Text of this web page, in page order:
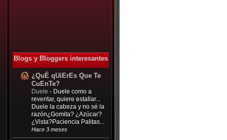
Blogs y Bloggers interesantes
¿QuÈ qUiErEs Que Te
CuEnTe?
Duele - Duele como a
reventar, quiere estallar...
Duele la cabeza y no sé la
razón¿Gomita? ¿Azúcar?
¿Vista?Paciencia Palitas...
Hace 3 meses